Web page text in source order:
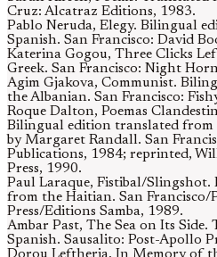
Cruz: Alcatraz Editions, 1983.
Pablo Neruda, Elegy. Bilingual
Spanish. San Francisco: David
Katerina Gogou, Three Clicks
Greek. San Francisco: Night
Agim Gjakova, Communist.
the Albanian. San Francisco:
Roque Dalton, Poemas
Bilingual edition translated
by Margaret Randall. San
Publications, 1984; reprinted,
Press, 1990.
Paul Laraque, Fistibal/
from the Haitian. San
Press/Editions Samba, 1989.
Ambar Past, The Sea on Its
Spanish. Sausalito: Post-Apollo